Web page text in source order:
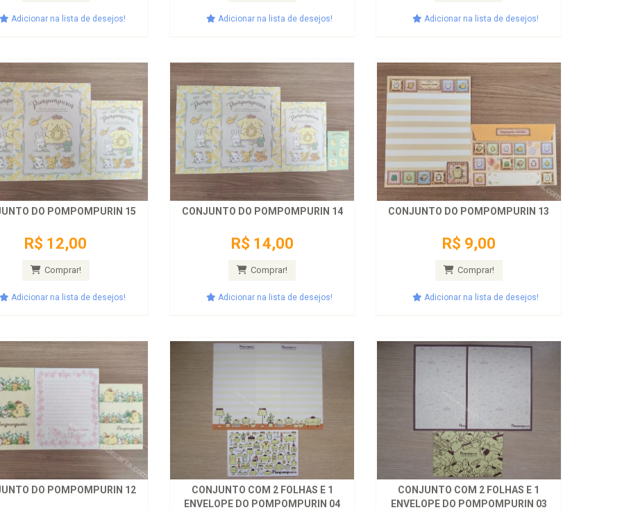
Adicionar na lista de desejos! Adicionar na lista de desejos! Adicionar na lista de desejos!
DO POMPOMPURIN 15
R$ 12,00
Comprar!
Adicionar na lista de desejos!
CONJUNTO DO POMPOMPURIN 14
R$ 14,00
Comprar!
Adicionar na lista de desejos!
CONJUNTO DO POMPOMPURIN 13
R$ 9,00
Comprar!
Adicionar na lista de desejos!
DO POMPOMPURIN 12
CONJUNTO COM 2 FOLHAS E 1
ENVELOPE DO POMPOMPURIN 04
CONJUNTO COM 2 FOLHAS E 1
ENVELOPE DO POMPOMPURIN 03